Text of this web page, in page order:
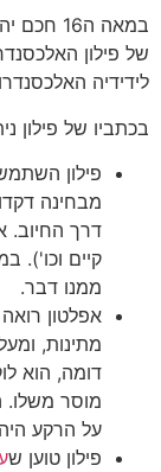
במאה
של פילון
לידידיה
בכתביו של פילון
פילון
מבחינה
דרך החיוב.
קיים וכו').
ממנו דבר.
אפלטון
מתינות,
דומה, הוא
מוסר משלו.
על הרקע
פילון טוען ש